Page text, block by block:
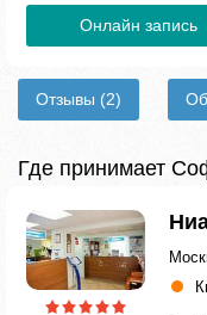
Онлайн запись
Отзывы (2)
Где принимает